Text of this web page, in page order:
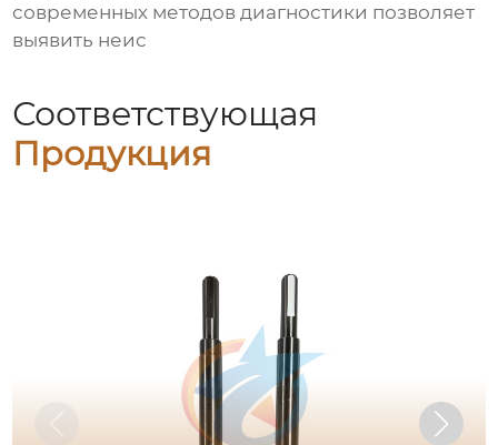
современных методов диагностики позволяет
выявить неис
Соответствующая
Продукция